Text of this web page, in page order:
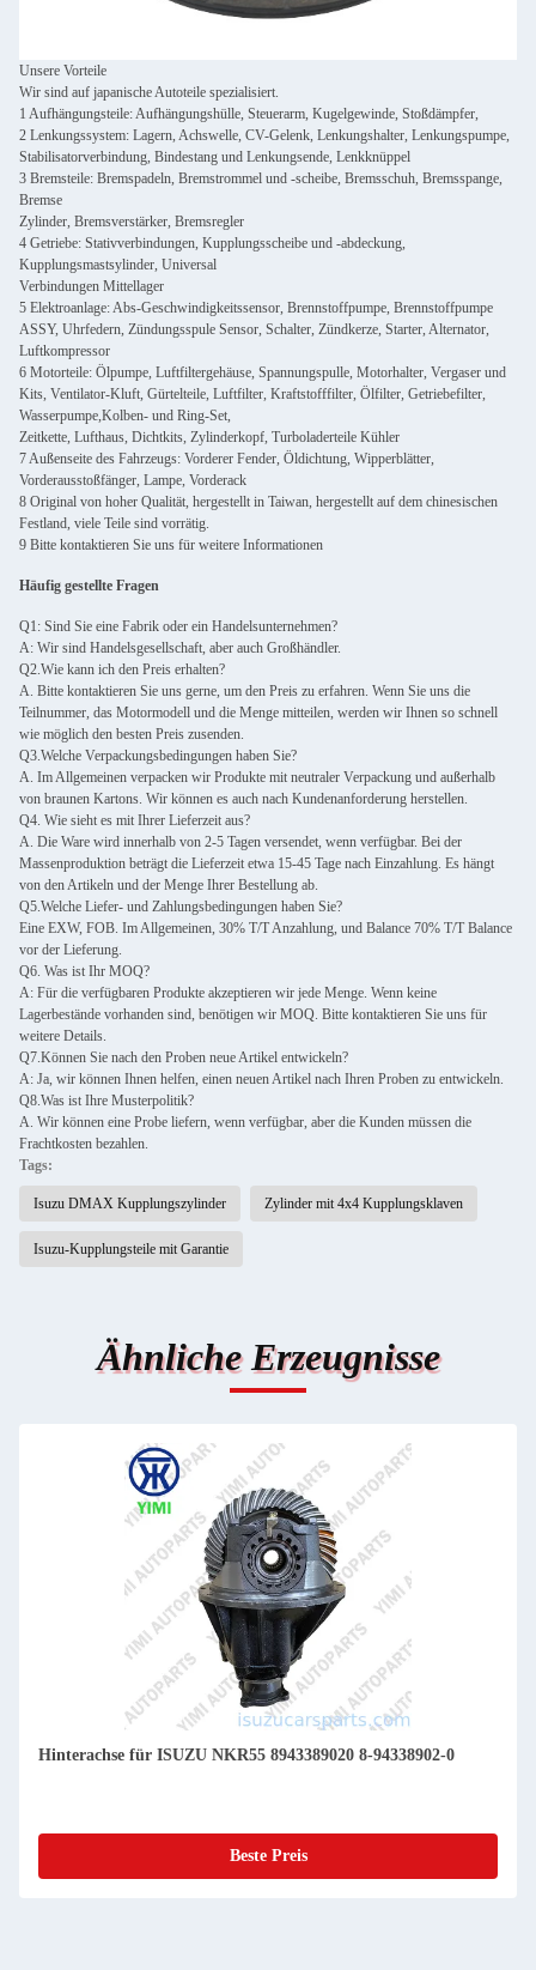
Unsere Vorteile
Wir sind auf japanische Autoteile spezialisiert.
1 Aufhängungsteile: Aufhängungshülle, Steuerarm, Kugelgewinde, Stoßdämpfer,
2 Lenkungssystem: Lagern, Achswelle, CV-Gelenk, Lenkungshalter, Lenkungspumpe,
Stabilisatorverbindung, Bindestang und Lenkungsende, Lenkknüppel
3 Bremsteile: Bremspadeln, Bremstrommel und -scheibe, Bremsschuh, Bremsspange,
Bremse
Zylinder, Bremsverstärker, Bremsregler
4 Getriebe: Stativverbindungen, Kupplungsscheibe und -abdeckung,
Kupplungsmastsylinder, Universal
Verbindungen Mittellager
5 Elektroanlage: Abs-Geschwindigkeitssensor, Brennstoffpumpe, Brennstoffpumpe
ASSY, Uhrfedern, Zündungsspule Sensor, Schalter, Zündkerze, Starter, Alternator,
Luftkompressor
6 Motorteile: Ölpumpe, Luftfiltergehäuse, Spannungspulle, Motorhalter, Vergaser und
Kits, Ventilator-Kluft, Gürtelteile, Luftfilter, Kraftstofffilter, Ölfilter, Getriebefilter,
Wasserpumpe,Kolben- und Ring-Set,
Zeitkette, Lufthaus, Dichtkits, Zylinderkopf, Turboladerteile Kühler
7 Außenseite des Fahrzeugs: Vorderer Fender, Öldichtung, Wipperblätter,
Vorderausstoßfänger, Lampe, Vorderack
8 Original von hoher Qualität, hergestellt in Taiwan, hergestellt auf dem chinesischen
Festland, viele Teile sind vorrätig.
9 Bitte kontaktieren Sie uns für weitere Informationen
Häufig gestellte Fragen
Q1: Sind Sie eine Fabrik oder ein Handelsunternehmen?
A: Wir sind Handelsgesellschaft, aber auch Großhändler.
Q2.Wie kann ich den Preis erhalten?
A. Bitte kontaktieren Sie uns gerne, um den Preis zu erfahren. Wenn Sie uns die
Teilnummer, das Motormodell und die Menge mitteilen, werden wir Ihnen so schnell
wie möglich den besten Preis zusenden.
Q3.Welche Verpackungsbedingungen haben Sie?
A. Im Allgemeinen verpacken wir Produkte mit neutraler Verpackung und außerhalb
von braunen Kartons. Wir können es auch nach Kundenanforderung herstellen.
Q4. Wie sieht es mit Ihrer Lieferzeit aus?
A. Die Ware wird innerhalb von 2-5 Tagen versendet, wenn verfügbar. Bei der
Massenproduktion beträgt die Lieferzeit etwa 15-45 Tage nach Einzahlung. Es hängt
von den Artikeln und der Menge Ihrer Bestellung ab.
Q5.Welche Liefer- und Zahlungsbedingungen haben Sie?
Eine EXW, FOB. Im Allgemeinen, 30% T/T Anzahlung, und Balance 70% T/T Balance
vor der Lieferung.
Q6. Was ist Ihr MOQ?
A: Für die verfügbaren Produkte akzeptieren wir jede Menge. Wenn keine
Lagerbestände vorhanden sind, benötigen wir MOQ. Bitte kontaktieren Sie uns für
weitere Details.
Q7.Können Sie nach den Proben neue Artikel entwickeln?
A: Ja, wir können Ihnen helfen, einen neuen Artikel nach Ihren Proben zu entwickeln.
Q8.Was ist Ihre Musterpolitik?
A. Wir können eine Probe liefern, wenn verfügbar, aber die Kunden müssen die
Frachtkosten bezahlen.
Tags:
Isuzu DMAX Kupplungszylinder Zylinder mit 4x4 Kupplungsklaven
Isuzu-Kupplungsteile mit Garantie
Ähnliche Erzeugnisse
Hinterachse für ISUZU NKR55 8943389020 8-94338902-0
Beste Preis